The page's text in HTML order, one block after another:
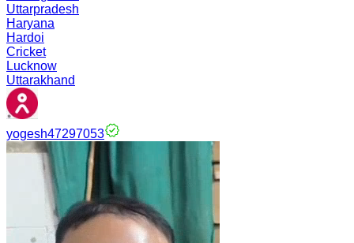
Uttarpradesh
Haryana
Hardoi
Cricket
Lucknow
Uttarakhand
yogesh47297053